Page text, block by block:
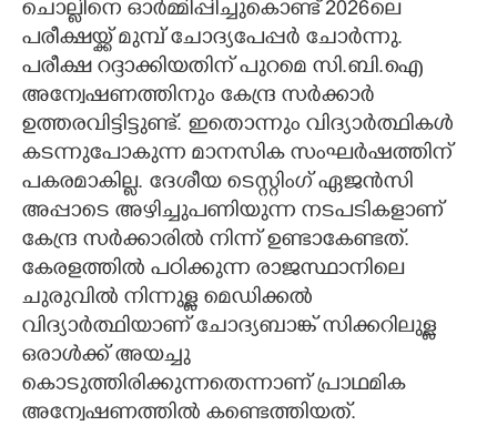
ചൊല്ലിനെ ഓർമ്മിപ്പിച്ചുകൊണ്ട് 2026ലെ
പരീക്ഷയ്ക്ക് മുമ്പ് ചോദ്യപേപ്പർ ചോർന്നു.
പരീക്ഷ റദ്ദാക്കിയതിന് പുറമെ സി.ബി.ഐ
അന്വേഷണത്തിനും കേന്ദ്ര സർക്കാർ
ഉത്തരവിട്ടിട്ടുണ്ട്. ഇതൊന്നും വിദ്യാർത്ഥികൾ
കടന്നുപോകുന്ന മാനസിക സംഘർഷത്തിന്
പകരമാകില്ല. ദേശീയ ടെസ്റ്റിംഗ് ഏജൻസി
അപ്പാടെ അഴിച്ചുപണിയുന്ന നടപടികളാണ്
കേന്ദ്ര സർക്കാരിൽ നിന്ന് ഉണ്ടാകേണ്ടത്.
കേരളത്തിൽ പഠിക്കുന്ന രാജസ്ഥാനിലെ
ചുരുവിൽ നിന്നുള്ള മെഡിക്കൽ
വിദ്യാർത്ഥിയാണ് ചോദ്യബാങ്ക് സിക്കറിലുള്ള
ഒരാൾക്ക് അയച്ചു
കൊടുത്തിരിക്കുന്നതെന്നാണ് പ്രാഥമിക
അന്വേഷണത്തിൽ കണ്ടെത്തിയത്.